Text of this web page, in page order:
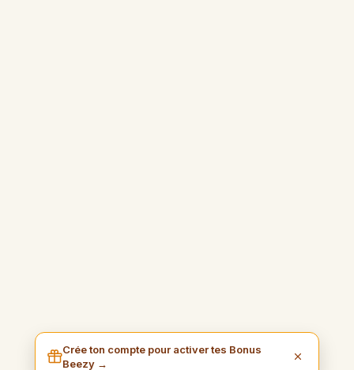
Crée ton compte pour activer tes Bonus
Beezy →